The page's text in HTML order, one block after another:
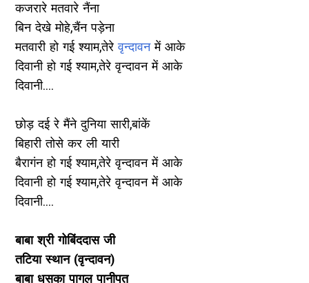
कजरारे मतवारे नैंना
बिन देखे मोहे,चैंन पड़ेना
मतवारी हो गई श्याम,तेरेवृन्दावनमें आके
दिवानी हो गई श्याम,तेरे वृन्दावन में आके
दिवानी....
छोड़ दई रे मैंने दुनिया सारी,बांकें
बिहारी तोसे कर ली यारी
बैरागंन हो गई श्याम,तेरे वृन्दावन में आके
दिवानी हो गई श्याम,तेरे वृन्दावन में आके
दिवानी....
बाबा श्री गोबिंददास जी
तटिया स्थान (वृन्दावन)